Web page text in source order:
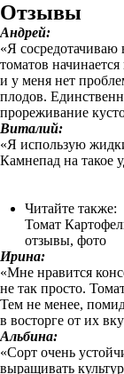
Отзывы
Андрей:
«Я сосредотачиваю
томатов
и у меня нет
плодов.
прореживание
Виталий:
«Я использую
Камнепад на такое
Читайте также:
Томат
отзывы, фото
Ирина:
«Мне нравится
не так просто.
Тем не менее,
в восторге от их
Альбина:
«Сорт очень
выращивать